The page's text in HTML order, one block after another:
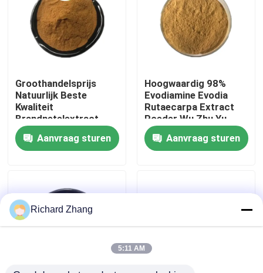
Over ons
Fabriekstocht
Kwaliteitscontrole
Neem contact met ons op
Plantenextract poeder
Super Voedselpoeder
Groothandelsprijs
Natuurlijk Beste
Kwaliteit
Brandnetelextract
0,4% Beta-sitosterol
PoederAanvraag sturen
Hoogwaardig 98%
Evodiamine Evodia
Rutaecarpa Extract
Poeder Wu Zhu Yu
Extract Poeder
Aanvraag sturen
Richard Zhang
5:11 AM